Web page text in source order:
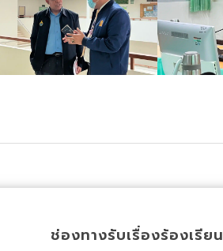
ช่องทางรับเรื่องร้องเรียน